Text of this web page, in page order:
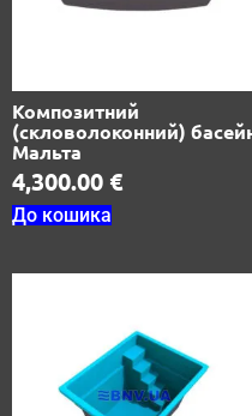
Композитний
(скловолоконний)
Мальта
4,300.00 €
До кошика